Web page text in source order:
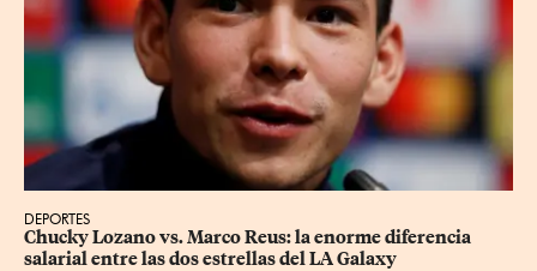
DEPORTES
Chucky Lozano vs. Marco Reus: la enorme diferencia
salarial entre las dos estrellas del LA Galaxy